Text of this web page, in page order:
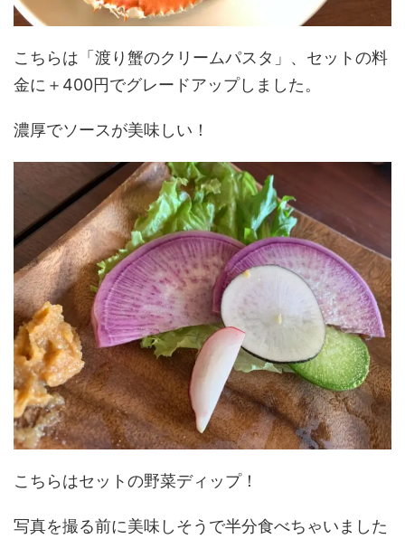
こちらは「渡り蟹のクリームパスタ」、セットの料
金に＋400円でグレードアップしました。
濃厚でソースが美味しい！
こちらはセットの野菜ディップ！
写真を撮る前に美味しそうで半分食べちゃいました